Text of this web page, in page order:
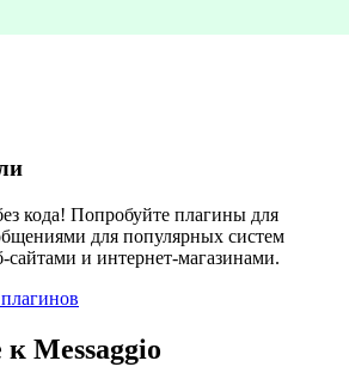
кода! Попробуйте плагины для
для популярных систем
сайтами и интернет-магазинами.
Messaggio